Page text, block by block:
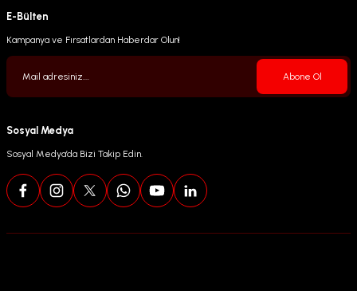
E-Bülten
Kampanya ve Fırsatlardan Haberdar Olun!
Abone Ol
Sosyal Medya
Sosyal Medya’da Bizi Takip Edin.